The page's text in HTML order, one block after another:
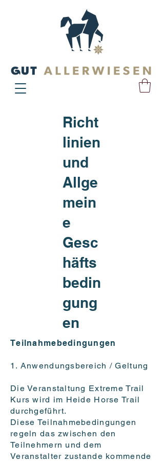
Richt
linien
und
Allge
mein
e
Gesc
häfts
bedin
gung
en
Teilnahmebedingungen
1. Anwendungsbereich / Geltung
Die Veranstaltung Extreme Trail
Kurs wird im Heide Horse Trail
durchgeführt.
Diese Teilnahmebedingungen
regeln das zwischen den
Teilnehmern und dem
Veranstalter zustande kommende